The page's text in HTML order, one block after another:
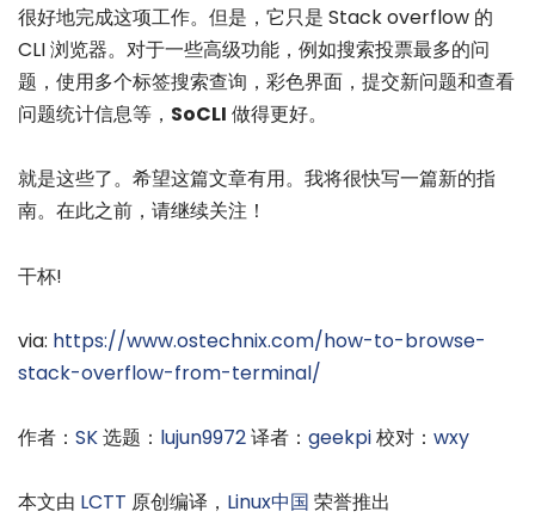
很好地完成这项工作。但是，它只是 Stack overflow 的
CLI 浏览器。对于一些高级功能，例如搜索投票最多的问
题，使用多个标签搜索查询，彩色界面，提交新问题和查看
问题统计信息等， SoCLI 做得更好。
就是这些了。希望这篇文章有用。我将很快写一篇新的指
南。在此之前，请继续关注！
干杯!
via: https://www.ostechnix.com/how-to-browse-
stack-overflow-from-terminal/
作者： SK选题： lujun9972译者： geekpi校对： wxy
本文由 LCTT 原创编译， Linux中国 荣誉推出